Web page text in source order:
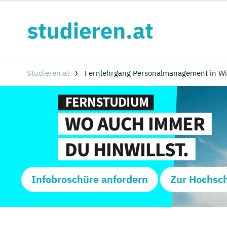
Studieren.at Fernlehrgang Personalmanagement in
Infobroschüre anfordern Zur